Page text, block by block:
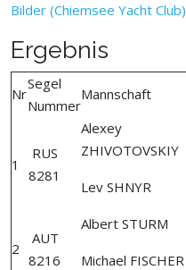
Bilder (Chiemsee Yacht Club)
Ergebnis
Nr
Segel
Nummer
Mannschaft
1
RUS
8281
Alexey
ZHIVOTOVSKIY
Lev SHNYR
2
AUT
8216
Albert STURM
Michael FISCHER